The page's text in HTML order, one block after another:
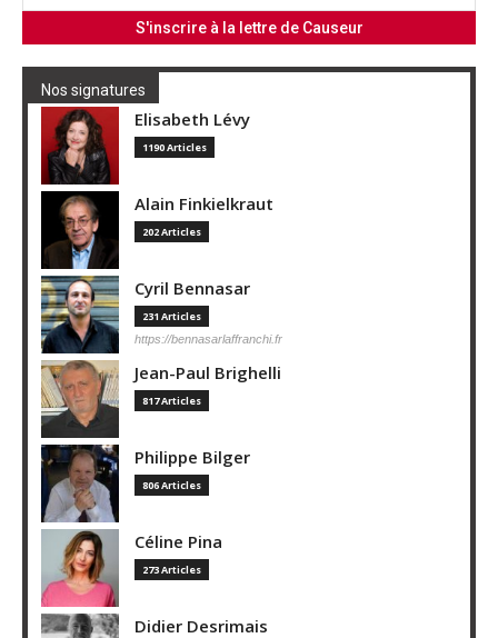
Nos signatures
Elisabeth Lévy
1190 Articles
Alain Finkielkraut
202 Articles
Cyril Bennasar
231 Articles
https://bennasarlaffranchi.fr
Jean-Paul Brighelli
817 Articles
Philippe Bilger
806 Articles
Céline Pina
273 Articles
Didier Desrimais